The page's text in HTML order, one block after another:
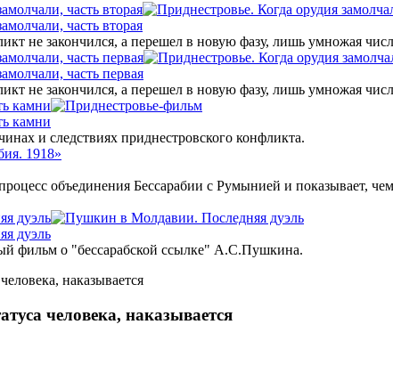
часть вторая
часть вторая
не закончился, а перешел в новую фазу, лишь умножая
часть первая
часть первая
не закончился, а перешел в новую фазу, лишь умножая
камни
камни
и следствиях приднестровского конфликта.
объединения Бессарабии с Румынией и показывает,
дуэль
дуэль
фильм о "бессарабской ссылке" А.С.Пушкина.
человека, наказывается